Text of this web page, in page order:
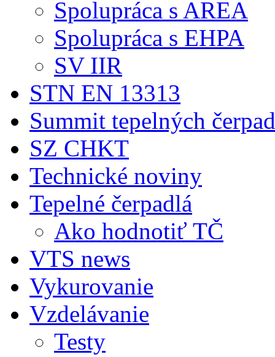
Spolupráca s AREA
Spolupráca s EHPA
SV IIR
STN EN 13313
Summit tepelných
SZ CHKT
Technické noviny
Tepelné čerpadlá
Ako hodnotiť TČ
VTS news
Vykurovanie
Vzdelávanie
Testy